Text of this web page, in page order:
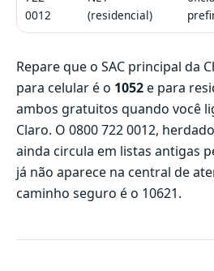
0012
(residencial)
Repare que o SAC principal da
para celular é o 1052e para
ambos gratuitos quando você
Claro. O 0800 722 0012,
ainda circula em listas antigas
já não aparece na central de
caminho seguro é o 10621.